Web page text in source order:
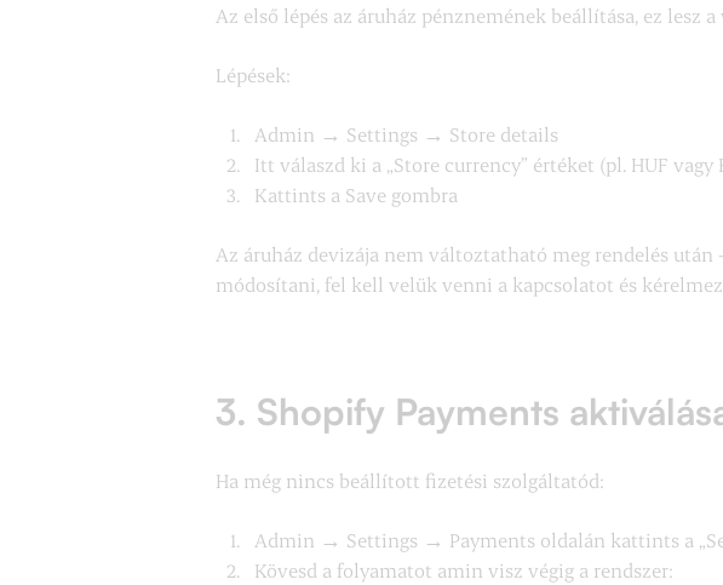
Az első lépés az áruház pénznemének beállítása, ez lesz
Lépések:
Admin → Settings → Store details
Itt válaszd ki a „Store currency” értéket (pl. HUF vagy
Kattints a Save gombra
Az áruház devizája nem változtatható meg rendelés
módosítani, fel kell velük venni a kapcsolatot és
3. Shopify Payments
Ha még nincs beállított fizetési szolgáltatód:
Admin → Settings → Payments oldalán kattints a
Kövesd a folyamatot amin visz végig a rendszer: